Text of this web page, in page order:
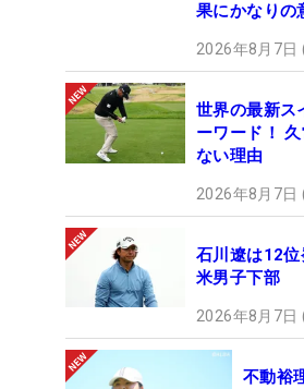
果にかなりの
2026年8月7日
世界の最新ス
ーワード！
ない理由
2026年8月7日
石川遼は12
米男子下部
2026年8月7日
不動裕